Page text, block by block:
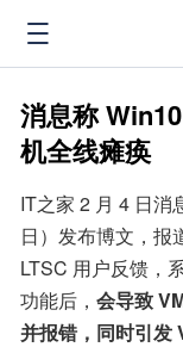
消息称
机全线瘫痪
IT之家 2 月 4 日消
日）发布博文，报
LTSC 用户反馈，
功能后， 会导致
并报错，同时引发